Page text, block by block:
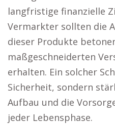
langfristige finanzielle
Vermarkter sollten die
dieser Produkte
maßgeschneiderten
erhalten. Ein solcher
Sicherheit, sondern
Aufbau und die
jeder Lebensphase.